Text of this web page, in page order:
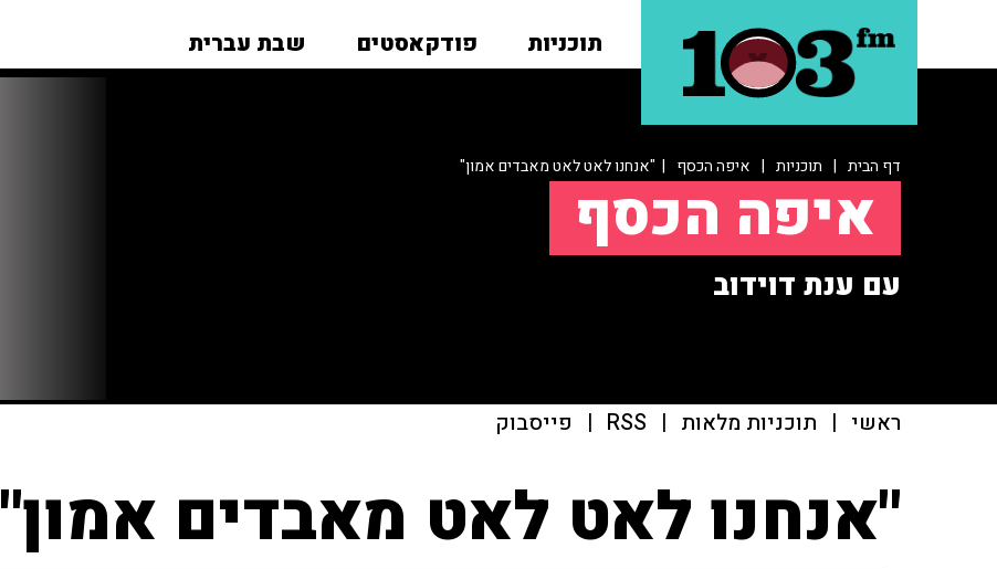
תוכניות פודקאסטים שבת עברית
דף הבית | תוכניות | איפה הכסף | "אנחנו לאט לאט מאבדים אמון"
איפה הכסף
עם ענת דוידוב
ראשי | תוכניות מלאות |
RSS
| פייסבוק
"אנחנו לאט לאט מאבדים אמון"